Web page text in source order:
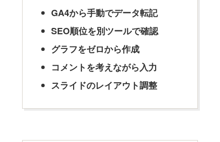
GA4から手動でデータ転記
SEO順位を別ツールで確認
グラフをゼロから作成
コメントを考えながら入力
スライドのレイアウト調整